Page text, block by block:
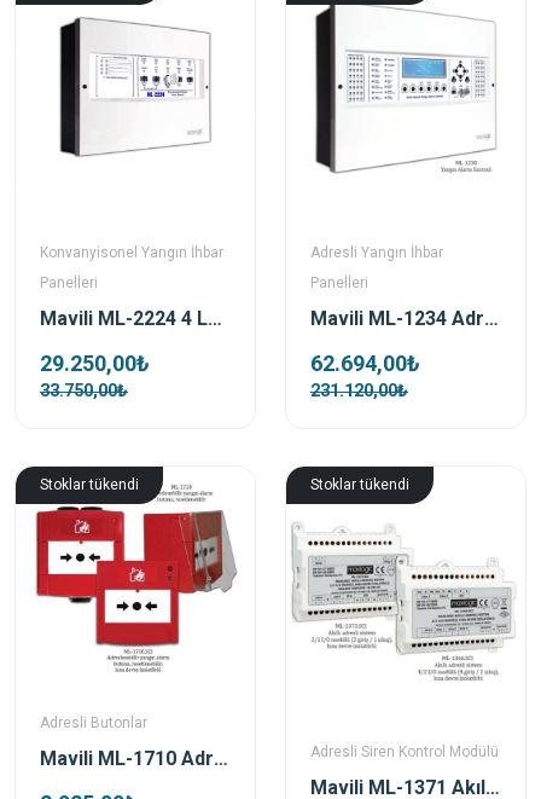
Konvanyisonel Yangın İhbar
Panelleri
Mavili ML-2224 4 Loop Konvansiyonel Yangın Alarm Santrali
29.250,00₺
33.750,00₺
Adresli Yangın İhbar
Panelleri
Mavili ML-1234 Adresli 4 Çevrim Yangın Alarm Santrali
62.694,00₺
231.120,00₺
Stoklar tükendi
Adresli Butonlar
Mavili ML-1710 Adresli Resetlenebilir Yangın Alarm Butonu
Stoklar tükendi
Adresli Siren Kontrol Modülü
Mavili ML-1371 Akıllı Adresli Siren Kontrol Modülü